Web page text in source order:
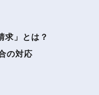
求」とは？
の対応